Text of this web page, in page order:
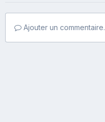
Ajouter un